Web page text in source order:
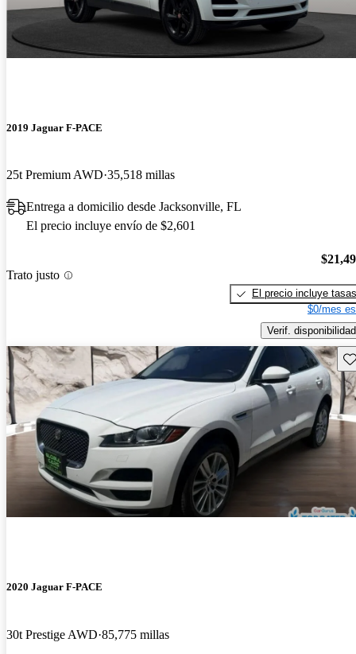
2019 Jaguar F-PACE
25t Premium AWD 35,518 millas
Entrega a domicilio desde Jacksonville, FL
El precio incluye envío de $2,601
Trato justo
El precio incluye tasas
$0/mes
Verif. disponibilidad
2020 Jaguar F-PACE
30t Prestige AWD 85,775 millas